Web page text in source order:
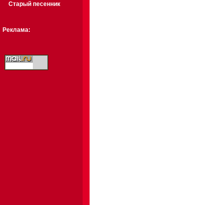
Старый песенник
Реклама: